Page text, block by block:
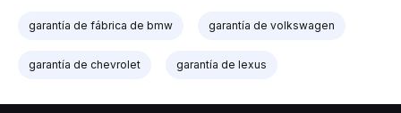
garantía de fábrica de bmw garantía de volkswagen
garantía de chevrolet garantía de lexus